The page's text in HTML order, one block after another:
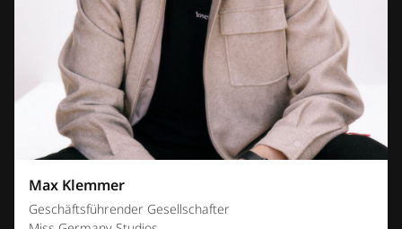
Max Klemmer
Geschäftsführender Gesellschafter